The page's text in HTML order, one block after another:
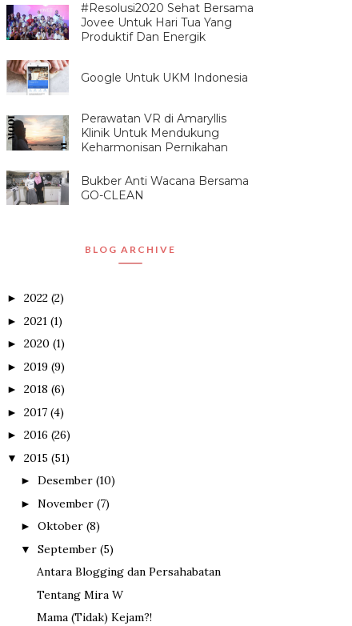
#Resolusi2020 Sehat Bersama
Jovee Untuk Hari Tua Yang
Produktif Dan Energik
Google Untuk UKM Indonesia
Perawatan VR di Amaryllis
Klinik Untuk Mendukung
Keharmonisan Pernikahan
Bukber Anti Wacana Bersama
GO-CLEAN
BLOG ARCHIVE
► 2022 (2)
► 2021 (1)
► 2020 (1)
► 2019 (9)
► 2018 (6)
► 2017 (4)
► 2016 (26)
▼ 2015 (51)
► Desember (10)
► November (7)
► Oktober (8)
▼ September (5)
Antara Blogging dan Persahabatan
Tentang Mira W
Mama (Tidak) Kejam?!